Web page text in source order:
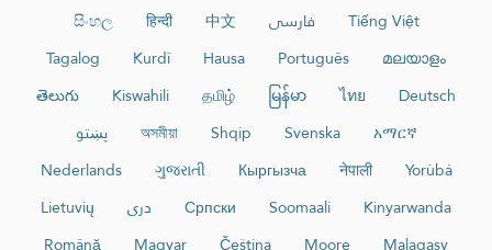
සිංහල
हिन्दी 中文 فارسی
Tiếng Việt
Tagalog
Kurdî Hausa Português
മലയാളം
తెలుగు
Kiswahili தமிழ் မြန်မာ ไทย
Deutsch
پښتو
অসমীয়া Shqip Svenska
አማርኛ
Nederlands
ગુજરાતી Кыргызча नेपाली
Yorùbá
Lietuvių
دری Српски Soomaali
Kinyarwanda